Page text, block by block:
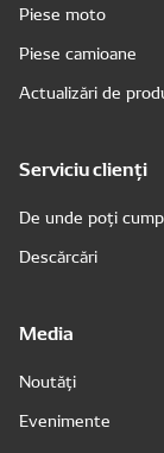
Piese moto
Piese camioane
Actualizări de
Serviciu clienți
De unde poți
Descărcări
Media
Noutăți
Evenimente